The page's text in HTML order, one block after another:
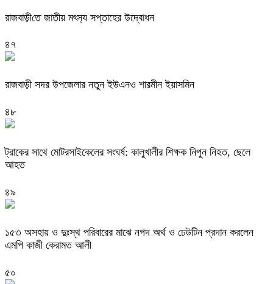
রাজবাড়ী‌তে জাতীয় মৎস‌্য সপ্তাহের উদ্বোধন
৪৭
রাজবাড়ী সদর উপজেলার নতুন ইউএনও শারমীন ইয়াসমিন
৪৮
ট্রাকের সাথে মোটরসাইকেলের সংঘর্ষ: কালুখালীর শিক্ষক নিপুন নিহত, ছেলে
আহত
৪৯
১৫৩ অসহায় ও দুঃস্থ পরিবারের মাঝে নগদ অর্থ ও ঢেউটিন প্রদান করলেন
এমপি কাজী কেরামত আলী
৫০